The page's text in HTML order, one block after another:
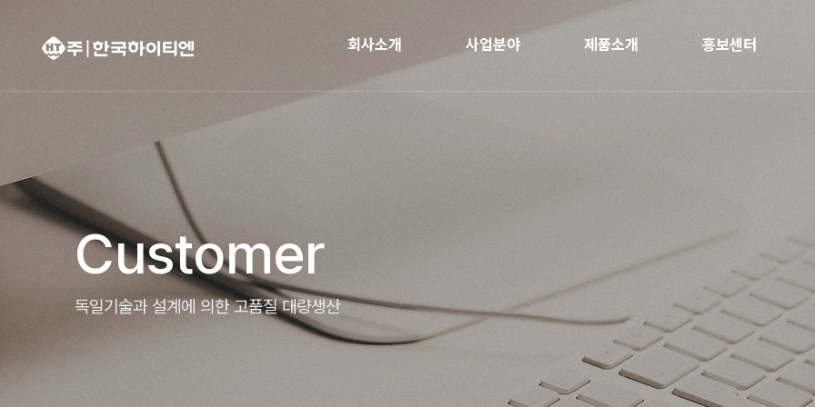
회사소개 사업분야 제품소개 홍보센터
Customer
독일기술과 설계에 의한 고품질 대량생산